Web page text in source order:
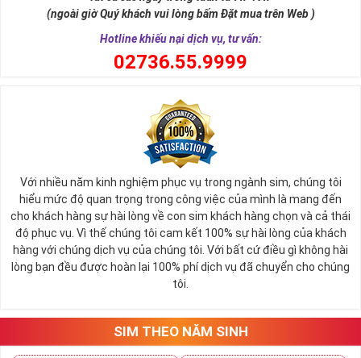
một số mặt hàngsim số đẹpgiá cực rẻ. Nếu bạn là người
đang có nhu cầu mua sim số đẹp và muốn một mức giá tối
ưu hãy điểm qua danh sách sim giảm giá trước.
Mỗi đại lý bán sim đều thường có mục sim giảm giá, sim số
những sim số đang mỏi mòn đợi chủ và vì một lý do nào đó,
duyên chưa tới nên vẫn chưa tìm thấy chủ nhân đích thực.
Bạn có thể tùy vào tình hình tài chính mà có thể sắp xếp xem
giá trị của sim từ cao đến thấp để dễ bề chọn lựa.
Thông thường sim giảm giá, sim số đẹp giá rẻ có mức
SALE OFFcó thể vào khoảng 30 - 50% giá trị so với thông
thường.
Các đại lý sim số khi đã gom vào quá nhiều sim mà tình
hình bán không quá khả quan sẽ thanh lọc bớt kho sim số
của mình, việc mua được sim tốt giá mềm là điều hoàn toàn
Hiện nay bất cứ đại lý nào cũng đều có danh sách sim giảm
giá, sim giá rẻ như vậy nên bạn hãy xem qua một lượt danh
(ngoài giờ Quý khách vui lòng bấm Đặt mua trên Web )
Hotline khiếu nại dịch vụ, tư vấn:
02736.55.9999
Với nhiều năm kinh nghiệm phục vụ trong ngành sim, chúng tôi
hiểu mức độ quan trọng trong công việc của mình là mang đến
cho khách hàng sự hài lòng về con sim khách hàng chọn và cả thái
độ phục vụ. Vì thế chúng tôi cam kết 100% sự hài lòng của khách
hàng với chúng dịch vụ của chúng tôi. Với bất cứ điều gì không hài
lòng bạn đều được hoàn lại 100% phí dịch vụ đã chuyển cho chúng
tôi.
SIM THEO NĂM SINH